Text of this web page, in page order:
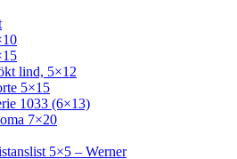
lind, 5×12
5×15
1033 (6×13)
7×20
5×5 – Werner